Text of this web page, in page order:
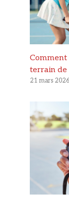
Comment
terrain de
21 mars 2026